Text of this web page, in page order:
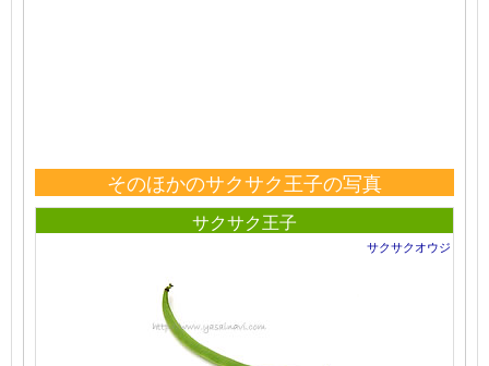
そのほかのサクサク王子の写真
サクサク王子
サクサクオウジ